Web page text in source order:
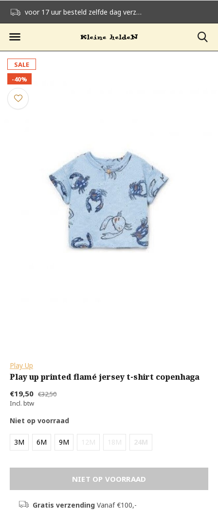
voor 17 uur besteld zelfde dag verzonden
SALE
-40%
Play Up
Play up printed flamé jersey t-shirt copenhaga
€19,50 €32,50
Incl. btw
Niet op voorraad
3M 6M 9M 12M 18M 24M
NIET OP VOORRAAD
Gratis verzendingVanaf €100,-